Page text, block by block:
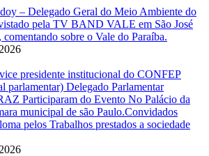
– Delegado Geral do Meio Ambiente do
pela TV BAND VALE em São José
comentando sobre o Vale do Paraíba.
presidente institucional do CONFEP
parlamentar) Delegado Parlamentar
Participaram do Evento No Palácio da
municipal de são Paulo.Convidados
pelos Trabalhos prestados a sociedade